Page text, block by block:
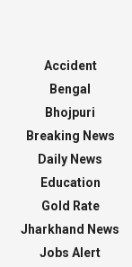
Accident
Bengal
Bhojpuri
Breaking News
Daily News
Education
Gold Rate
Jharkhand News
Jobs Alert